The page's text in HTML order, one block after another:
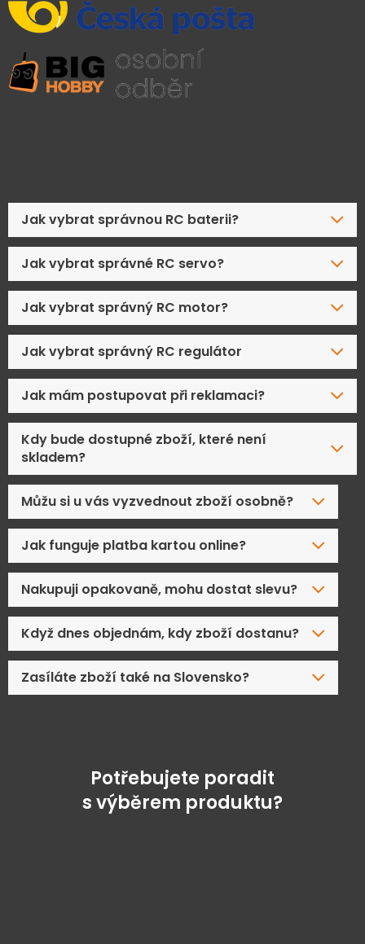
Jak vybrat správnou RC baterii?
Jak vybrat správné RC servo?
Jak vybrat správný RC motor?
Jak vybrat správný RC regulátor
Jak mám postupovat při reklamaci?
Kdy bude dostupné zboží, které není
skladem?
Můžu si u vás vyzvednout zboží osobně?
Jak funguje platba kartou online?
Nakupuji opakovaně, mohu dostat slevu?
Když dnes objednám, kdy zboží dostanu?
Zasíláte zboží také na Slovensko?
Potřebujete poradit
s výběrem produktu?